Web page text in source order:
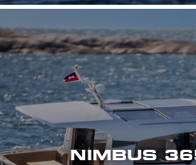
NIMBUS